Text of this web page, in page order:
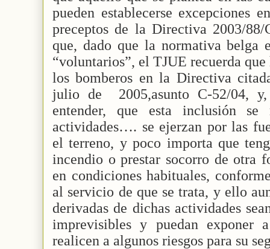
pueden establecerse excepciones
preceptos de la Directiva 2003/
que, dado que la normativa belga
“voluntarios”, el TJUE recuerda
los bomberos en la Directiva
julio de
2005,asunto C-52/04,
entender, que esta inclusión se
actividades…. se ejerzan por las
el terreno, y poco importa que
incendio o prestar socorro de otra
en condiciones habituales,
al servicio de que se trata, y ello
derivadas de dichas actividades
imprevisibles y puedan exponer
realicen a algunos riesgos para su